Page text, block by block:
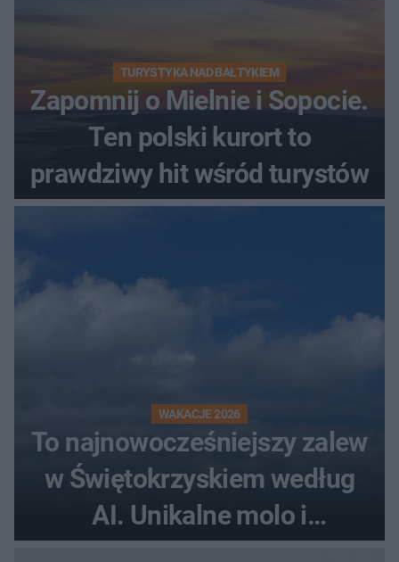
TURYSTYKA NAD BAŁTYKIEM
Zapomnij o Mielnie i Sopocie.
Ten polski kurort to
prawdziwy hit wśród turystów
WAKACJE 2026
To najnowocześniejszy zalew
w Świętokrzyskiem według
AI. Unikalne molo i